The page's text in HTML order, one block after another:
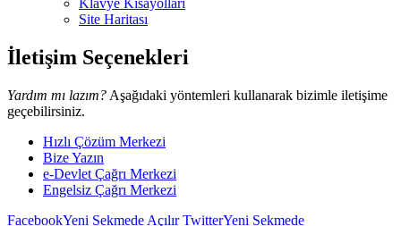
Site Haritası
İletişim Seçenekleri
Yardım mı lazım? Aşağıdaki yöntemleri kullanarak bizimle iletişime
geçebilirsiniz.
Hızlı Çözüm Merkezi
Bize Yazın
e-Devlet Çağrı Merkezi
Engelsiz Çağrı Merkezi
FacebookYeni Sekmede AçılırTwitterYeni Sekmede